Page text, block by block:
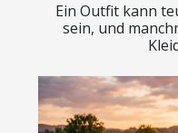
Ein Outfit kann
sein, und